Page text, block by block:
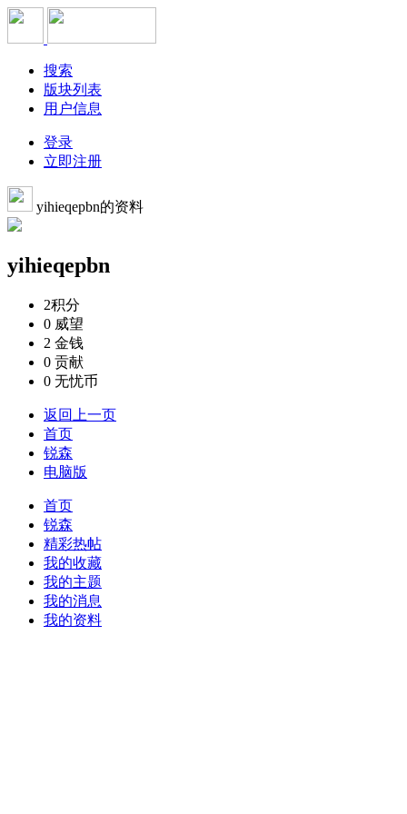
搜索
版块列表
用户信息
登录
立即注册
yihieqepbn的资料
yihieqepbn
2积分
0 威望
2 金钱
0 贡献
0 无忧币
返回上一页
首页
锐森
电脑版
首页
锐森
精彩热帖
我的收藏
我的主题
我的消息
我的资料